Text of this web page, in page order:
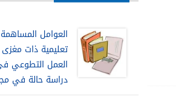
العوامل
تعليمية ذات
العمل التطوعي
دراسة حالة في